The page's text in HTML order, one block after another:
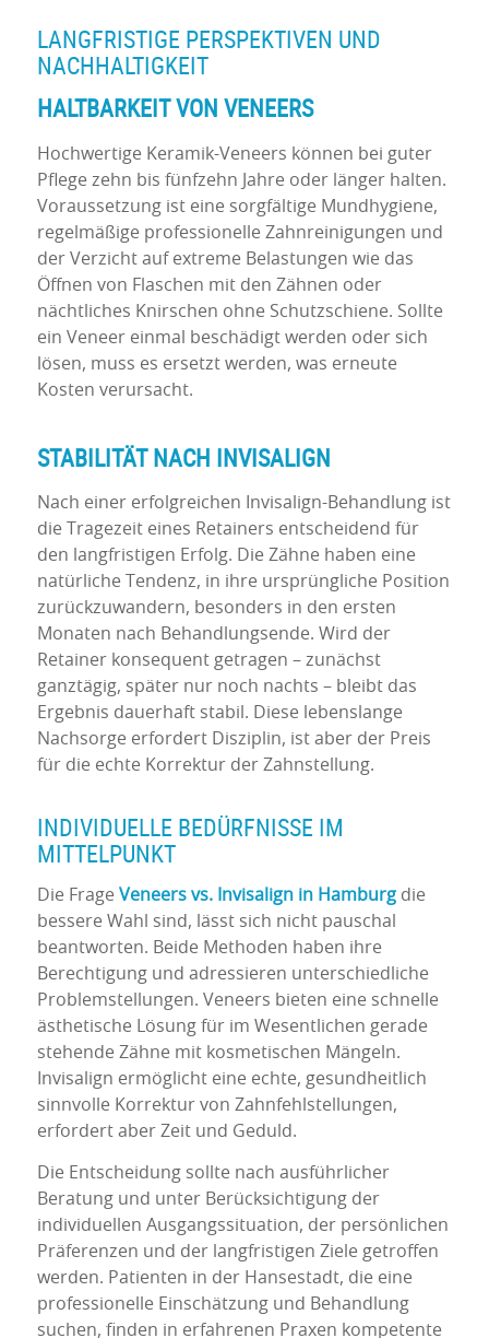
LANGFRISTIGE PERSPEKTIVEN UND
NACHHALTIGKEIT
HALTBARKEIT VON VENEERS
Hochwertige Keramik-Veneers können bei guter
Pflege zehn bis fünfzehn Jahre oder länger halten.
Voraussetzung ist eine sorgfältige Mundhygiene,
regelmäßige professionelle Zahnreinigungen und
der Verzicht auf extreme Belastungen wie das
Öffnen von Flaschen mit den Zähnen oder
nächtliches Knirschen ohne Schutzschiene. Sollte
ein Veneer einmal beschädigt werden oder sich
lösen, muss es ersetzt werden, was erneute
Kosten verursacht.
STABILITÄT NACH INVISALIGN
Nach einer erfolgreichen Invisalign-Behandlung ist
die Tragezeit eines Retainers entscheidend für
den langfristigen Erfolg. Die Zähne haben eine
natürliche Tendenz, in ihre ursprüngliche Position
zurückzuwandern, besonders in den ersten
Monaten nach Behandlungsende. Wird der
Retainer konsequent getragen – zunächst
ganztägig, später nur noch nachts – bleibt das
Ergebnis dauerhaft stabil. Diese lebenslange
Nachsorge erfordert Disziplin, ist aber der Preis
für die echte Korrektur der Zahnstellung.
INDIVIDUELLE BEDÜRFNISSE IM
MITTELPUNKT
Die Frage Veneers vs. Invisalign in Hamburgdie
bessere Wahl sind, lässt sich nicht pauschal
beantworten. Beide Methoden haben ihre
Berechtigung und adressieren unterschiedliche
Problemstellungen. Veneers bieten eine schnelle
ästhetische Lösung für im Wesentlichen gerade
stehende Zähne mit kosmetischen Mängeln.
Invisalign ermöglicht eine echte, gesundheitlich
sinnvolle Korrektur von Zahnfehlstellungen,
erfordert aber Zeit und Geduld.
Die Entscheidung sollte nach ausführlicher
Beratung und unter Berücksichtigung der
individuellen Ausgangssituation, der persönlichen
Präferenzen und der langfristigen Ziele getroffen
werden. Patienten in der Hansestadt, die eine
professionelle Einschätzung und Behandlung
suchen, finden in erfahrenen Praxen kompetente